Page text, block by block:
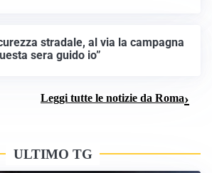
stradale, al via la campagna
sera guido io”
Leggi tutte le notizie da Roma
ULTIMO TG